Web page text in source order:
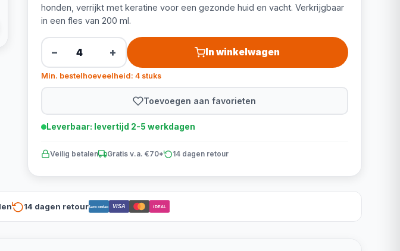
honden, verrijkt met keratine voor een gezonde huid en vacht. Verkrijgbaar
in een fles van 200 ml.
− + In winkelwagen
Min. bestelhoeveelheid: 4 stuks
Toevoegen aan favorieten
Leverbaar: levertijd 2-5 werkdagen
Veilig betalen Gratis v.a. €70* 14 dagen retour
14 dagen retourBancontact VISA iDEAL